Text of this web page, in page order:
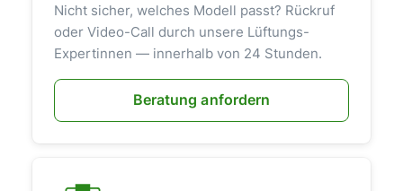
Nicht sicher, welches Modell passt? Rückruf
oder Video-Call durch unsere Lüftungs-
Expertinnen — innerhalb von 24 Stunden.
Beratung anfordern